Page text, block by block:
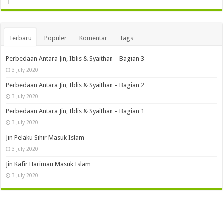
Terbaru Populer Komentar Tags
Perbedaan Antara Jin, Iblis & Syaithan – Bagian 3
3 July 2020
Perbedaan Antara Jin, Iblis & Syaithan – Bagian 2
3 July 2020
Perbedaan Antara Jin, Iblis & Syaithan – Bagian 1
3 July 2020
Jin Pelaku Sihir Masuk Islam
3 July 2020
Jin Kafir Harimau Masuk Islam
3 July 2020